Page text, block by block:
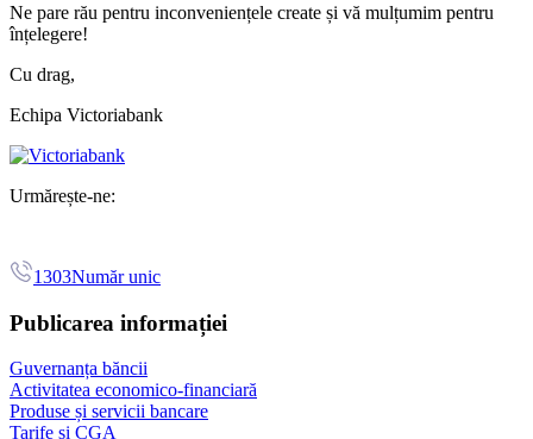
Ne pare rău pentru inconveniențele create și vă mulțumim pentru
înțelegere!
Cu drag,
Echipa Victoriabank
Urmărește-ne:
1303Număr unic
Publicarea informației
Guvernanța băncii
Activitatea economico-financiară
Produse și servicii bancare
Tarife și CGA